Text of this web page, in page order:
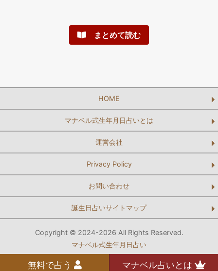
まとめて読む
HOME
マナベル式生年月日占いとは
運営会社
Privacy Policy
お問い合わせ
誕生日占いサイトマップ
Copyright © 2024-2026 All Rights Reserved.
マナベル式生年月日占い
無料で占う マナベル占いとは